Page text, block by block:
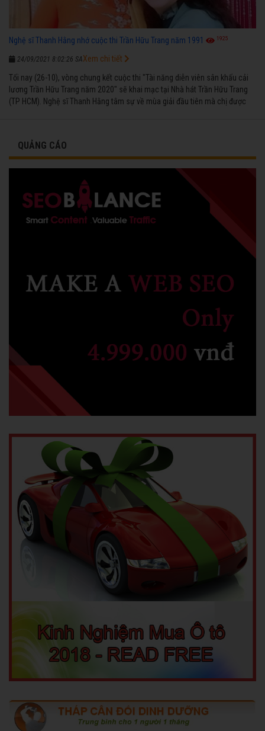
Nghệ sĩ Thanh Hằng nhớ cuộc thi Trần Hữu Trang năm 1991 1925
24/09/2021 8:02:26 SA
Tối nay (26-10), vòng chung kết cuộc thi "Tài năng diễn viên sân khấu cải
lương Trần Hữu Trang năm 2020" sẽ khai mạc tại Nhà hát Trần Hữu Trang
(TP HCM). Nghệ sĩ Thanh Hằng tâm sự về mùa giải đầu tiên mà chị được
Xem chi tiết
QUẢNG CÁO